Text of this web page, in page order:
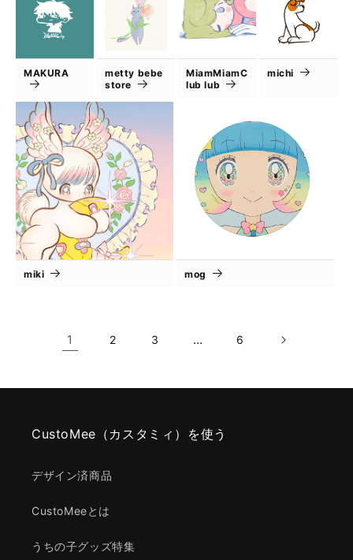
MAKURA
metty bebe
store
MiamMiamC
lub lub
michi
miki mog
1 2 3 … 6
CustoMee（カスタミィ）を使う
デザイン済商品
CustoMeeとは
うちの子グッズ特集